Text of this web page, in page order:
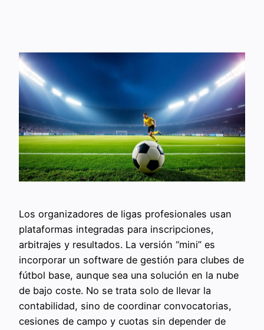
Los organizadores de ligas profesionales usan
plataformas integradas para inscripciones,
arbitrajes y resultados. La versión “mini” es
incorporar un software de gestión para clubes de
fútbol base, aunque sea una solución en la nube
de bajo coste. No se trata solo de llevar la
contabilidad, sino de coordinar convocatorias,
cesiones de campo y cuotas sin depender de